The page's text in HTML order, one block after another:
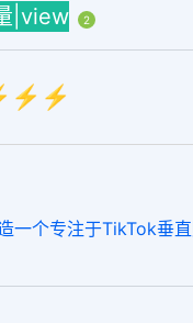
|view 2
一个专注于TikTok垂